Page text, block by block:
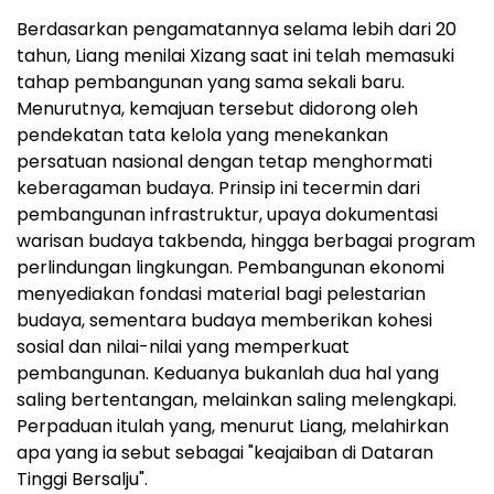
Berdasarkan pengamatannya selama lebih dari 20
tahun, Liang menilai Xizang saat ini telah memasuki
tahap pembangunan yang sama sekali baru.
Menurutnya, kemajuan tersebut didorong oleh
pendekatan tata kelola yang menekankan
persatuan nasional dengan tetap menghormati
keberagaman budaya. Prinsip ini tecermin dari
pembangunan infrastruktur, upaya dokumentasi
warisan budaya takbenda, hingga berbagai program
perlindungan lingkungan. Pembangunan ekonomi
menyediakan fondasi material bagi pelestarian
budaya, sementara budaya memberikan kohesi
sosial dan nilai-nilai yang memperkuat
pembangunan. Keduanya bukanlah dua hal yang
saling bertentangan, melainkan saling melengkapi.
Perpaduan itulah yang, menurut Liang, melahirkan
apa yang ia sebut sebagai "keajaiban di Dataran
Tinggi Bersalju".